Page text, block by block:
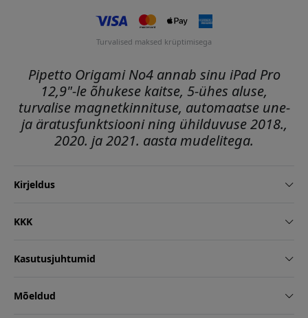
Turvalised maksed krüptimisega
Pipetto Origami No4 annab sinu iPad Pro
12,9"-le õhukese kaitse, 5-ühes aluse,
turvalise magnetkinnituse, automaatse une-
ja äratusfunktsiooni ning ühilduvuse 2018.,
2020. ja 2021. aasta mudelitega.
Kirjeldus
KKK
Kasutusjuhtumid
Mõeldud